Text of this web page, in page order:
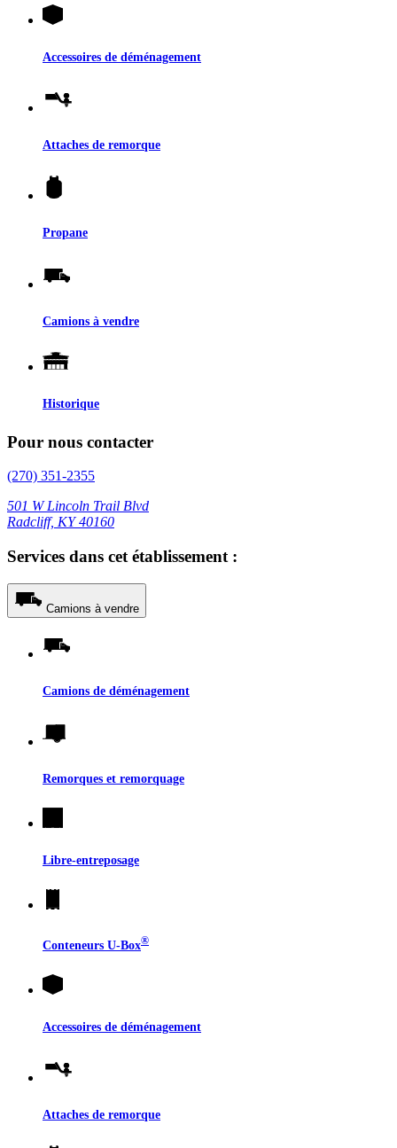
Accessoires de déménagement
Attaches de remorque
Propane
Camions à vendre
Historique
Pour nous contacter
(270) 351-2355
501 W Lincoln Trail Blvd
Radcliff, KY 40160
Services dans cet établissement :
Camions à vendre
Camions de déménagement
Remorques et remorquage
Libre-entreposage
Conteneurs U-Box®
Accessoires de déménagement
Attaches de remorque